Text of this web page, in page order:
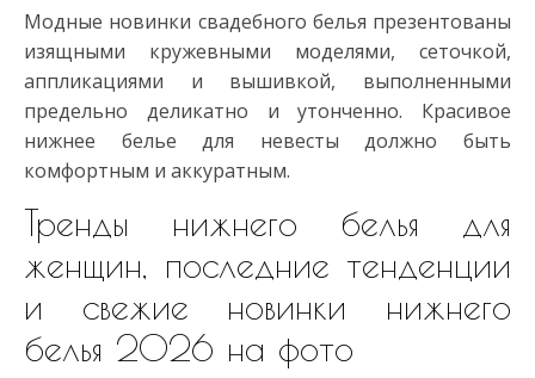
Модные новинки свадебного белья презентованы
изящными кружевными моделями, сеточкой,
аппликациями и вышивкой, выполненными
предельно деликатно и утонченно. Красивое
нижнее белье для невесты должно быть
комфортным и аккуратным.
Тренды нижнего белья для
женщин, последние тенденции
и свежие новинки нижнего
белья 2026 на фото